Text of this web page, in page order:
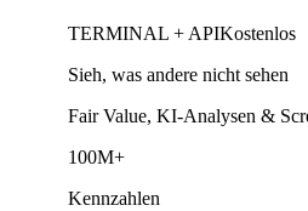
TERMINAL + APIKostenlos
Sieh, was andere nicht sehen
Fair Value, KI-Analysen &
100M+
Kennzahlen